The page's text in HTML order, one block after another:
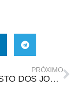
PRÓXIMO
MANIFESTO DOS JORNALISTAS BRASILEIROS